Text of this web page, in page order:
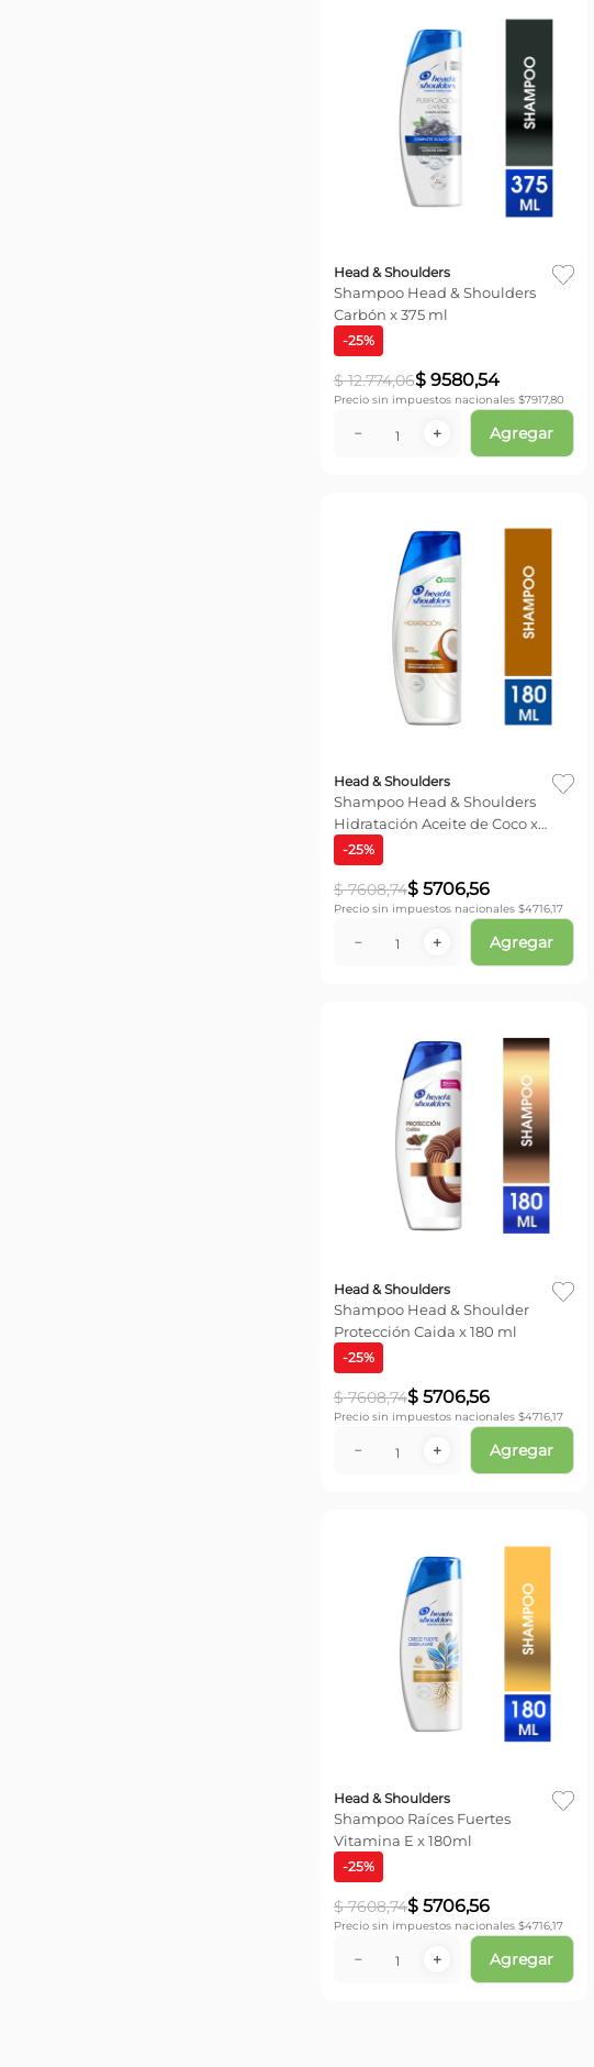
Head & Shoulders
Shampoo Head & Shoulders
Carbón x 375 ml
-25%
$ 12.774,06$ 9580,54
Precio sin impuestos nacionales $7917,80
＋
－ Agregar
Head & Shoulders
Shampoo Head & Shoulders
Hidratación Aceite de Coco x
180ml
-25%
$ 7608,74$ 5706,56
Precio sin impuestos nacionales $4716,17
＋
－ Agregar
Head & Shoulders
Shampoo Head & Shoulder
Protección Caida x 180 ml
-25%
$ 7608,74$ 5706,56
Precio sin impuestos nacionales $4716,17
＋
－ Agregar
Head & Shoulders
Shampoo Raíces Fuertes
Vitamina E x 180ml
-25%
$ 7608,74$ 5706,56
Precio sin impuestos nacionales $4716,17
＋
－ Agregar